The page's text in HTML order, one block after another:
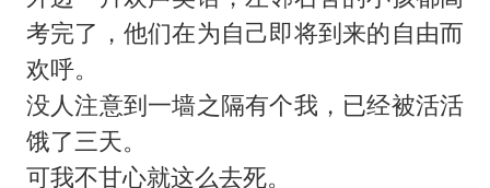
考完了，他们在为自己即将到来的自由而
欢呼。
没人注意到一墙之隔有个我，已经被活活
饿了三天。
可我不甘心就这么去死。